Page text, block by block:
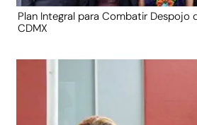
Plan Integral para Combatir Despojo
CDMX